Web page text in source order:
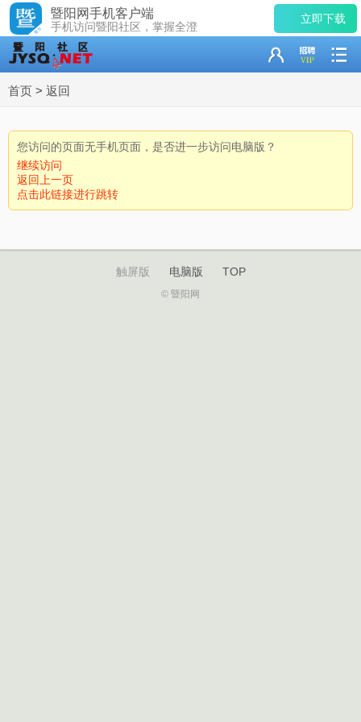
暨阳网手机客户端
手机访问暨阳社区，掌握全澄
立即下载
首页 > 返回
您访问的页面无手机页面，是否进一步访问电脑版？
继续访问
返回上一页
点击此链接进行跳转
触屏版 电脑版 TOP
© 暨阳网